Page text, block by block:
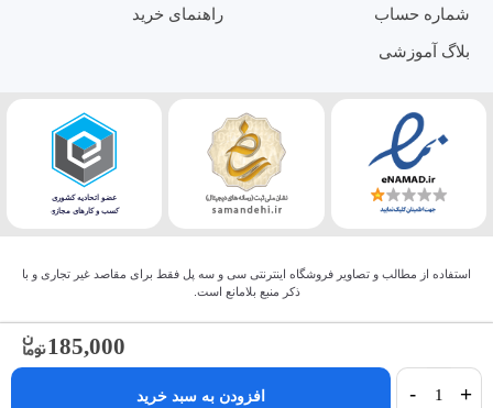
185,000
- + افزودن به سبد خرید
شماره حساب
بلاگ آموزشی
راهنمای خرید
استفاده از مطالب و تصاویر فروشگاه اینترنتی سی و سه پل فقط برای مقاصد غیر تجاری و با
ذکر منبع بلامانع است.